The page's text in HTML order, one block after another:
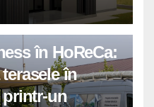
în HoReCa:
în
printr-un